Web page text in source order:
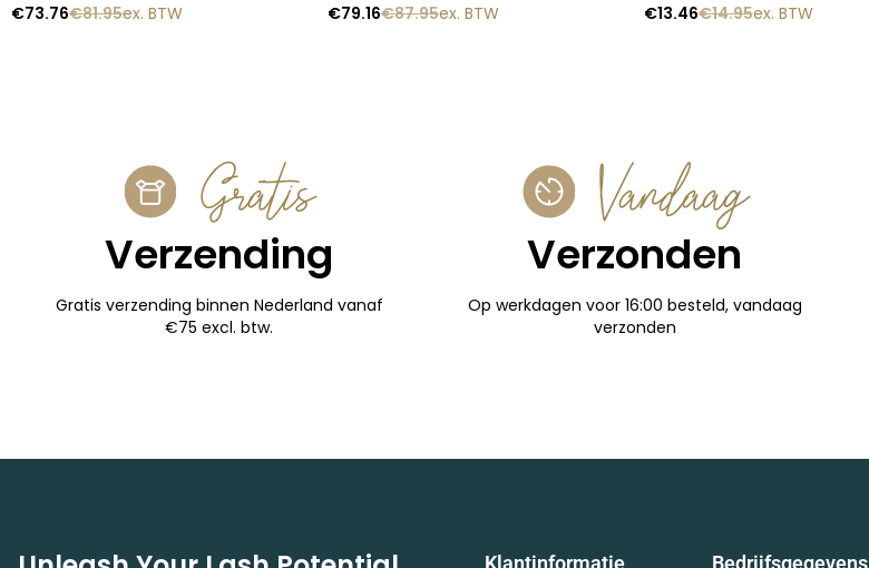
€81.95
€73.76 ex. BTW €87.95
€79.16 ex. BTW €14.95
€13.46 ex. BTW
Gratis
Verzending
Gratis verzending binnen Nederland vanaf
€75 excl. btw.
Vandaag
Verzonden
Op werkdagen voor 16:00 besteld, vandaag
verzonden
Klantinformatie Bedrijfsgegevens